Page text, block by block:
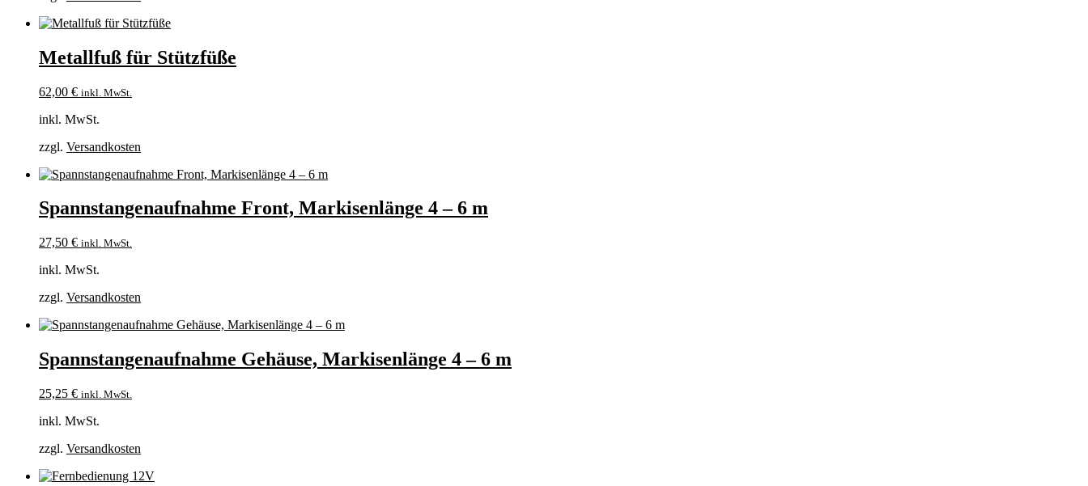
Metallfuß für Stützfüße
62,00 € inkl. MwSt.
inkl. MwSt.
zzgl. Versandkosten
Spannstangenaufnahme Front, Markisenlänge 4 – 6 m
27,50 € inkl. MwSt.
inkl. MwSt.
zzgl. Versandkosten
Spannstangenaufnahme Gehäuse, Markisenlänge 4 – 6 m
25,25 € inkl. MwSt.
inkl. MwSt.
zzgl. Versandkosten